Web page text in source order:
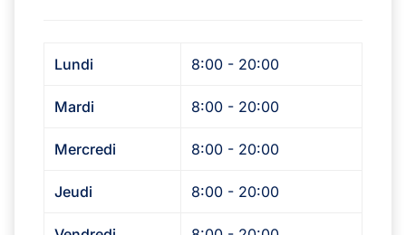
Lundi 8:00 - 20:00
Mardi 8:00 - 20:00
Mercredi 8:00 - 20:00
Jeudi 8:00 - 20:00